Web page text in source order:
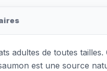
adultes de toutes
est une source